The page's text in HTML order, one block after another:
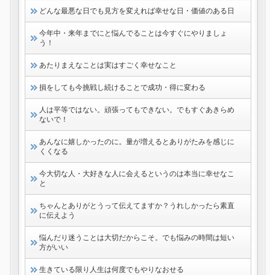
どんな最悪な日でも見方を変えれば幸せな日・価値のある日
今年中・来年までにと悩んでることは今すぐにやりましょ
う！
あたりまえなことは実はすごく幸せなこと
損をしても今挑戦し続けることで成功・得に変わる
人は平等ではない。頑張ってもできない。でもすぐあきらめ
ないで！
あんなに嬉しかったのに。量が増えるとありがたみを感じに
くくなる
今大切な人・大好きな人に会えるというのは本当に幸せなこ
と
ちゃんとありがとうって伝えてますか？うれしかったら素直
に伝えよう
悩んだり迷うことは大切だからこそ。でも悩みの時間は短い
方がいい
生きている限り人生は何度でもやりなおせる